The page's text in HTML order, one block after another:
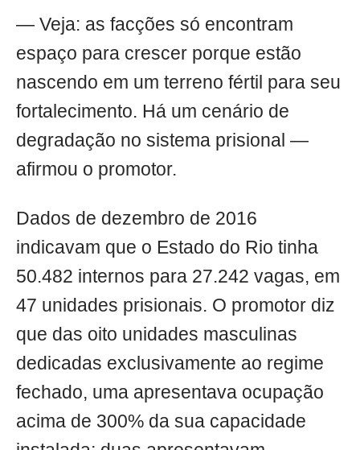
— Veja: as facções só encontram
espaço para crescer porque estão
nascendo em um terreno fértil para seu
fortalecimento. Há um cenário de
degradação no sistema prisional —
afirmou o promotor.
Dados de dezembro de 2016
indicavam que o Estado do Rio tinha
50.482 internos para 27.242 vagas, em
47 unidades prisionais. O promotor diz
que das oito unidades masculinas
dedicadas exclusivamente ao regime
fechado, uma apresentava ocupação
acima de 300% da sua capacidade